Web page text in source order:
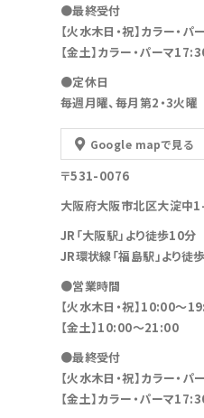
●最終受付
【火水木日・祝】カラー・
【金土】カラー・パーマ
●定休日
毎週月曜、毎月第2・3火曜
Google mapで見る
〒531-0076
大阪府大阪市北区大淀
JR「大阪駅」より徒歩10分
JR環状線「福島駅」より徒
●営業時間
【火水木日・祝】10:00～
【金土】10:00〜21:00
●最終受付
【火水木日・祝】カラー・
【金土】カラー・パーマ